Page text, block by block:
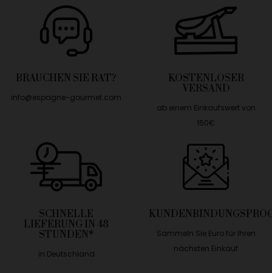
BRAUCHEN SIE RAT?
info@espagne-gourmet.com
KOSTENLOSER
VERSAND
ab einem Einkaufswert von
150€
SCHNELLE
LIEFERUNG IN 48
STUNDEN*
in Deutschland
Sammeln Sie Euro für Ihren
nächsten Einkauf